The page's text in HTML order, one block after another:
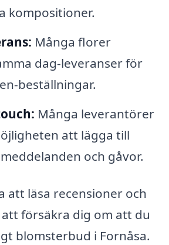
kompositioner.
Många florer
dag-leveranser för
beställningar.
Många leverantörer
att lägga till
och gåvor.
att läsa recensioner och
försäkra dig om att du
blomsterbud i Fornåsa.